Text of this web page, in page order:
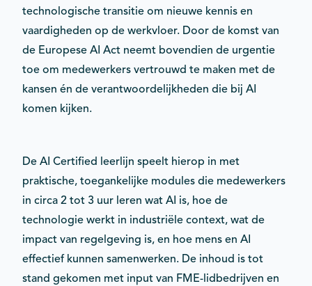
technologische transitie om nieuwe kennis en
vaardigheden op de werkvloer. Door de komst van
de Europese AI Act neemt bovendien de urgentie
toe om medewerkers vertrouwd te maken met de
kansen én de verantwoordelijkheden die bij AI
komen kijken.
De AI Certified leerlijn speelt hierop in met
praktische, toegankelijke modules die medewerkers
in circa 2 tot 3 uur leren wat AI is, hoe de
technologie werkt in industriële context, wat de
impact van regelgeving is, en hoe mens en AI
effectief kunnen samenwerken. De inhoud is tot
stand gekomen met input van FME-lidbedrijven en